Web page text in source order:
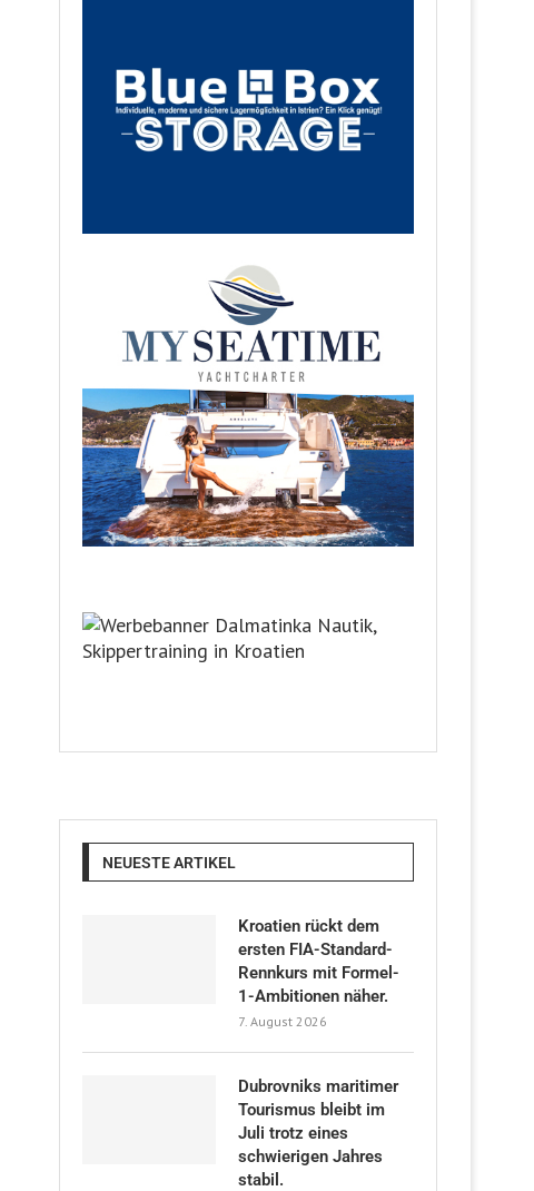
NEUESTE ARTIKEL
Kroatien rückt dem
ersten FIA-Standard-
Rennkurs mit Formel-
1-Ambitionen näher.
7. August 2026
Dubrovniks maritimer
Tourismus bleibt im
Juli trotz eines
schwierigen Jahres
stabil.